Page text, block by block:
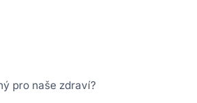
pro naše zdraví?